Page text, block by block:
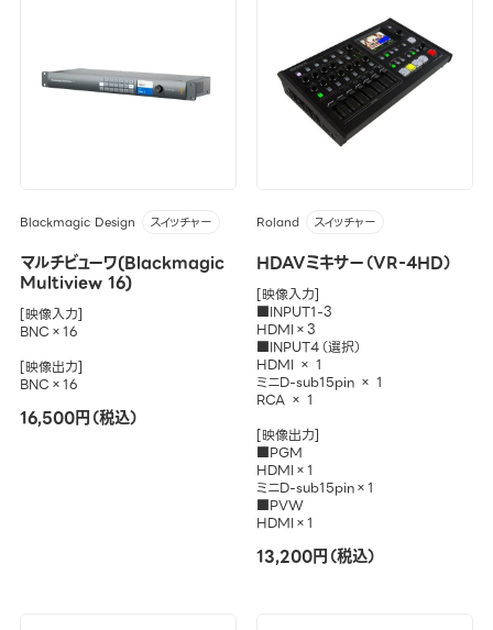
Blackmagic Design スイッチャー
マルチビューワ(Blackmagic
Multiview 16)
[映像入力]
BNC×16
[映像出力]
BNC×16
16,500円（税込）
Roland スイッチャー
HDAVミキサー（VR-4HD）
[映像入力]
■INPUT1-3
HDMI×3
■INPUT4（選択）
HDMI × 1
ミニD-sub15pin × 1
RCA × 1
[映像出力]
■PGM
HDMI×1
ミニD-sub15pin×1
■PVW
HDMI×1
13,200円（税込）